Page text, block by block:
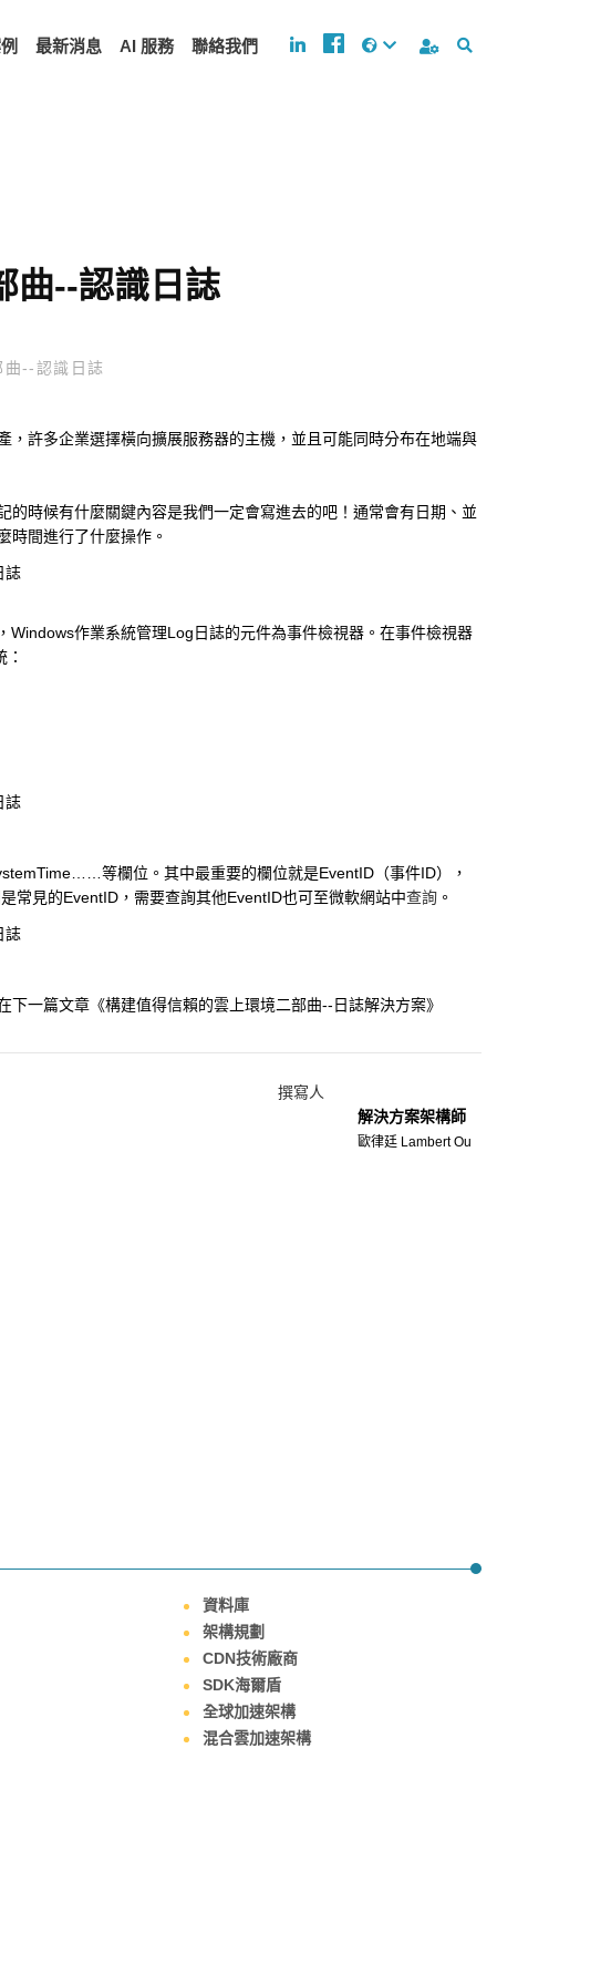
最新消息 AI 服務 聯絡我們
曲--認識日誌
曲--認識日誌
許多企業選擇橫向擴展服務器的主機，並且可能同時分布在地端與
時候有什麼關鍵內容是我們一定會寫進去的吧！通常會有日期、並
時間進行了什麼操作。
作業系統管理Log日誌的元件為事件檢視器。在事件檢視器
等欄位。其中最重要的欄位就是EventID（事件ID），
常見的EventID，需要查詢其他EventID也可至微軟網站中查詢 。
一篇文章《構建值得信賴的雲上環境二部曲--日誌解決方案》
撰寫人
解決方案架構師
歐律廷 Lambert Ou
資料庫
架構規劃
CDN技術廠商
SDK海爾盾
全球加速架構
混合雲加速架構